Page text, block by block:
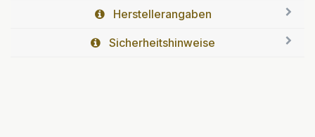
Herstellerangaben
Sicherheitshinweise